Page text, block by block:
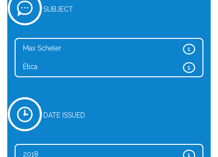
SUBJECT
1
Max Scheler
1
Ética
DATE ISSUED
1
2018